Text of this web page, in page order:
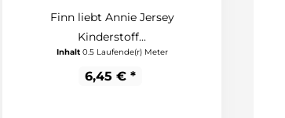
Finn liebt Annie Jersey
Kinderstoff...
Inhalt 0.5 Laufende(r) Meter
6,45 € *